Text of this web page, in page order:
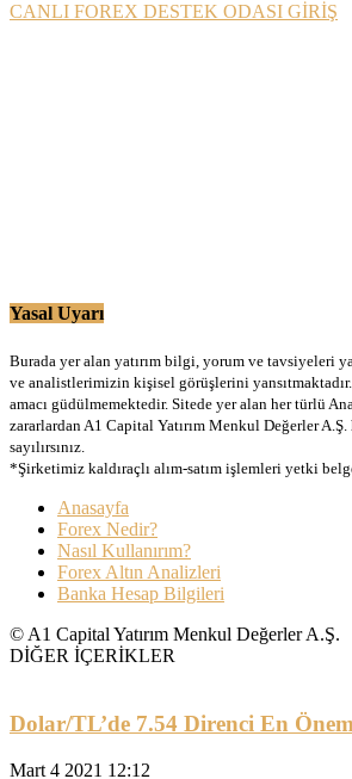
CANLI FOREX DESTEK ODASI GİRİŞ
Yasal Uyarı
Burada yer alan yatırım bilgi, yorum ve tavsiyeleri
ve analistlerimizin kişisel görüşlerini
amacı güdülmemektedir. Sitede yer alan her türlü
zararlardan A1 Capital Yatırım Menkul Değerler
sayılırsınız.
*Şirketimiz kaldıraçlı alım-satım işlemleri yetki
Anasayfa
Forex Nedir?
Nasıl Kullanırım?
Forex Altın Analizleri
Banka Hesap Bilgileri
© A1 Capital Yatırım Menkul Değerler A.Ş.
DİĞER İÇERİKLER
Dolar/TL’de 7.54 Direnci En
Mart 4 2021 12:12